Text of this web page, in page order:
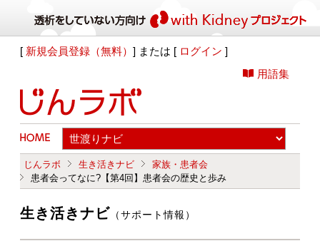
[ 新規会員登録（無料）] または [ ログイン ]
用語集
じんラボ 生き活きナビ
家族・患者会
患者会ってなに?【第4回】患者会の歴史と歩み
生き活きナビ （サポート情報）